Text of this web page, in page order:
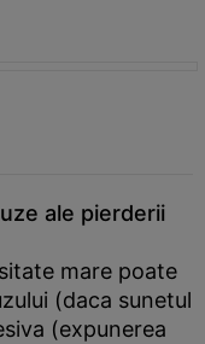
ale pierderii
mare poate
(daca sunetul
(expunerea